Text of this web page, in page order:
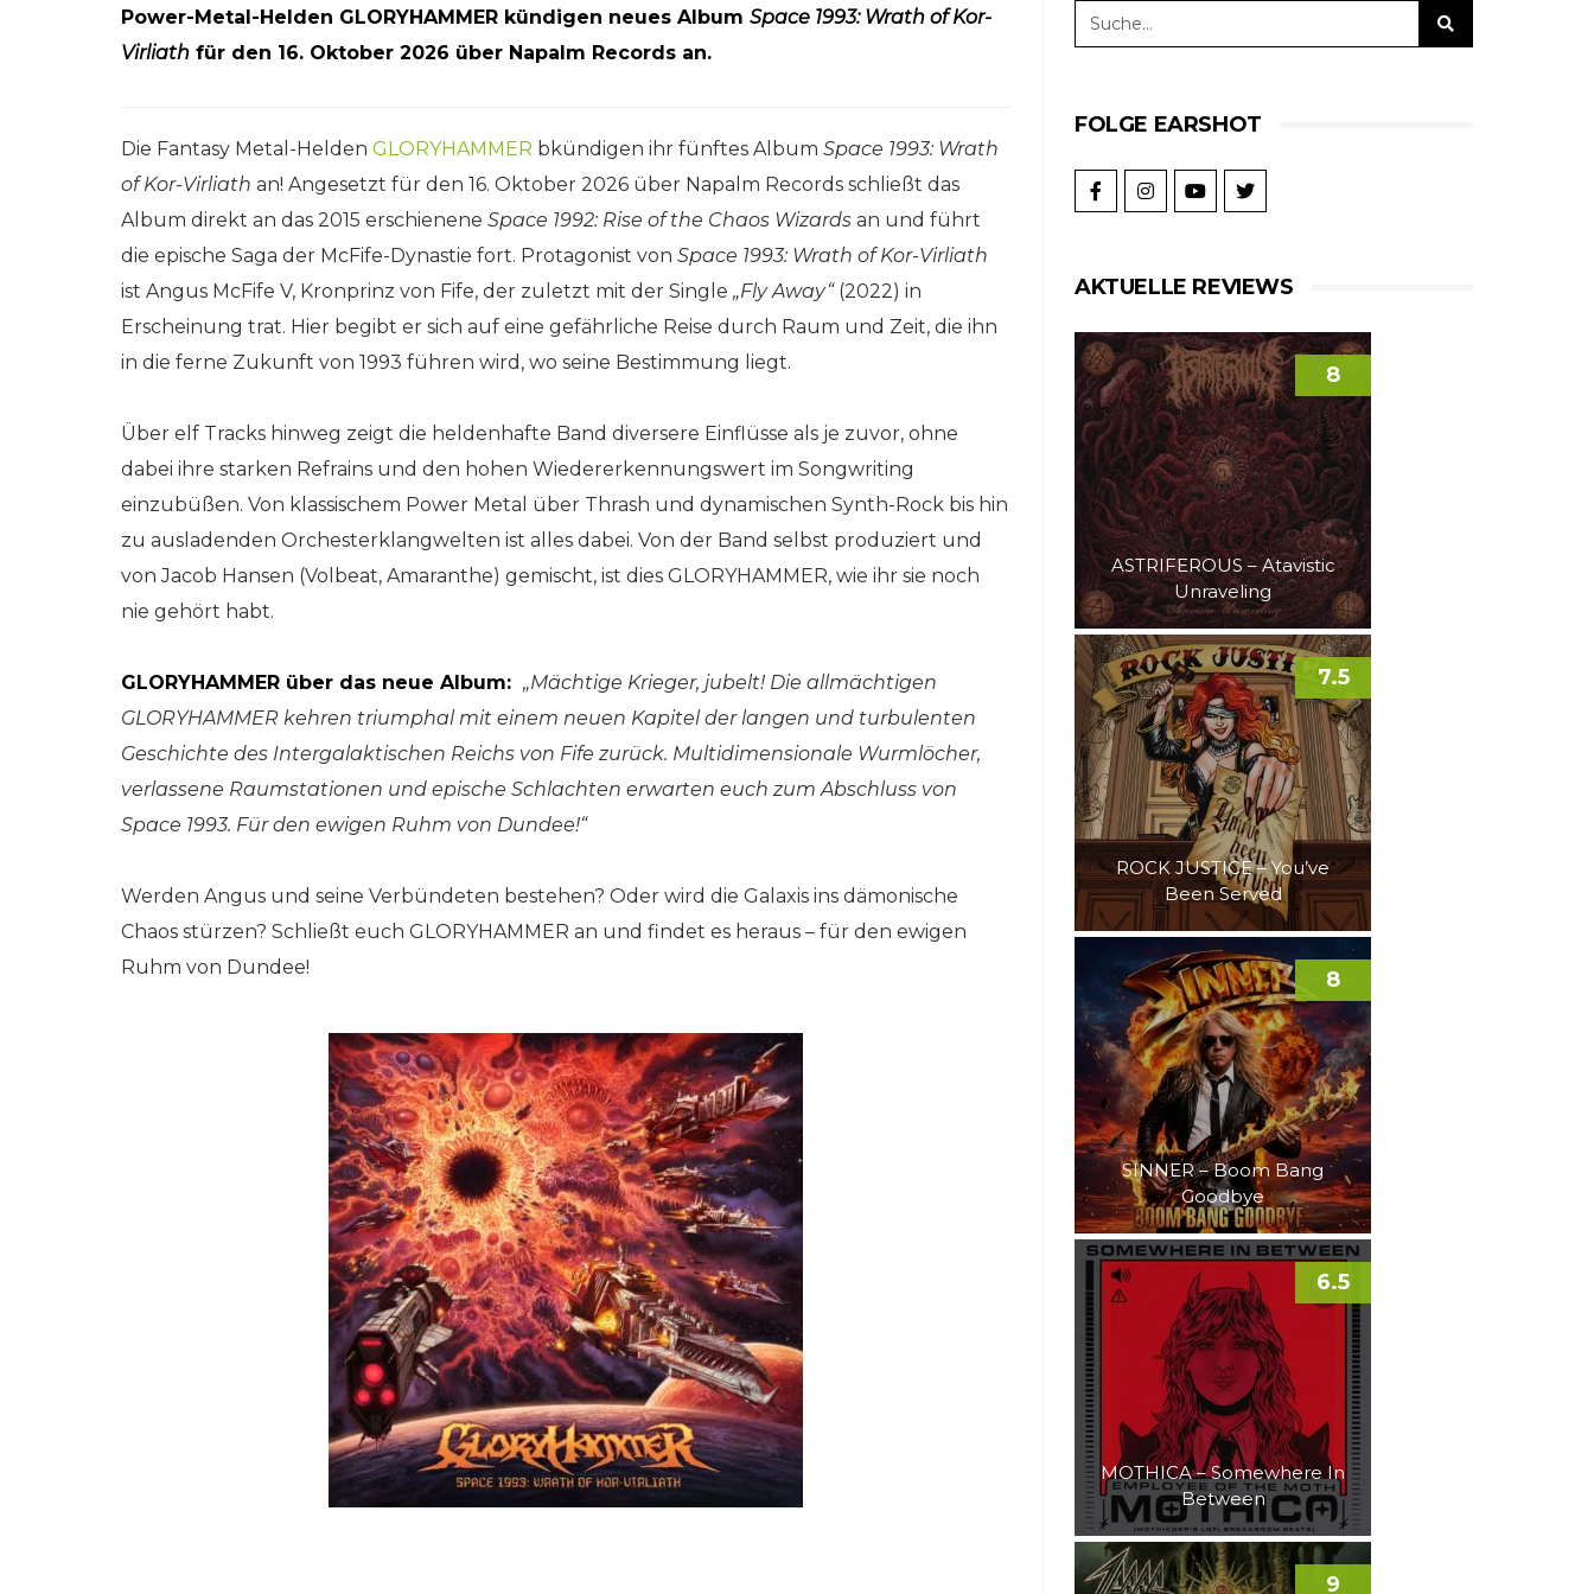
Power-Metal-Helden GLORYHAMMER kündigen neues Album Space 1993: Wrath of Kor-
Virliath für den 16. Oktober 2026 über Napalm Records an.
Die Fantasy Metal-Helden GLORYHAMMER bkündigen ihr fünftes Album Space 1993: Wrath
of Kor-Virliath an! Angesetzt für den 16. Oktober 2026 über Napalm Records schließt das
Album direkt an das 2015 erschienene Space 1992: Rise of the Chaos Wizards an und führt
die epische Saga der McFife-Dynastie fort. Protagonist von Space 1993: Wrath of Kor-Virliath
ist Angus McFife V, Kronprinz von Fife, der zuletzt mit der Single „Fly Away“(2022) in
Erscheinung trat. Hier begibt er sich auf eine gefährliche Reise durch Raum und Zeit, die ihn
in die ferne Zukunft von 1993 führen wird, wo seine Bestimmung liegt.
Über elf Tracks hinweg zeigt die heldenhafte Band diversere Einflüsse als je zuvor, ohne
dabei ihre starken Refrains und den hohen Wiedererkennungswert im Songwriting
einzubüßen. Von klassischem Power Metal über Thrash und dynamischen Synth-Rock bis hin
zu ausladenden Orchesterklangwelten ist alles dabei. Von der Band selbst produziert und
von Jacob Hansen (Volbeat, Amaranthe) gemischt, ist dies GLORYHAMMER, wie ihr sie noch
nie gehört habt.
GLORYHAMMER über das neue Album: „Mächtige Krieger, jubelt! Die allmächtigen
GLORYHAMMER kehren triumphal mit einem neuen Kapitel der langen und turbulenten
Geschichte des Intergalaktischen Reichs von Fife zurück. Multidimensionale Wurmlöcher,
verlassene Raumstationen und epische Schlachten erwarten euch zum Abschluss von
Space 1993. Für den ewigen Ruhm von Dundee!“
Werden Angus und seine Verbündeten bestehen? Oder wird die Galaxis ins dämonische
Chaos stürzen? Schließt euch GLORYHAMMER an und findet es heraus – für den ewigen
Ruhm von Dundee!
FOLGE EARSHOT
AKTUELLE REVIEWS
ASTRIFEROUS – Atavistic
Unraveling
8
ROCK JUSTICE – You’ve
Been Served
7.5
SINNER – Boom Bang
Goodbye
8
MOTHICA – Somewhere In
Between
6.5
9